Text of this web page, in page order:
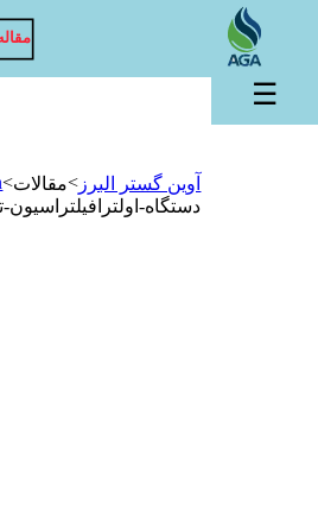
آوین گستر البرز >مقالات>
دستگاه-
☰